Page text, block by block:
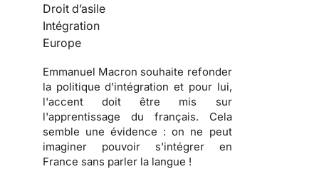
Droit d’asile
Intégration
Europe
Emmanuel Macron souhaite refonder
la politique d'intégration et pour lui,
l'accent doit être mis sur
l'apprentissage du français. Cela
semble une évidence : on ne peut
imaginer pouvoir s'intégrer en
France sans parler la langue !